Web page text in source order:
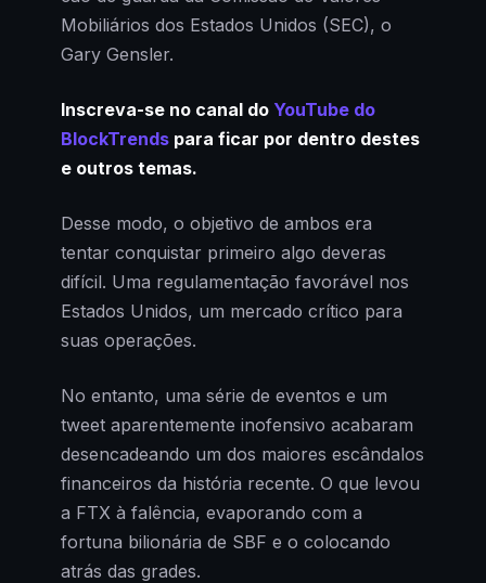
Mobiliários dos Estados Unidos (SEC), o
Gary Gensler.
Inscreva-se no canal do YouTube do
BlockTrends para ficar por dentro destes
e outros temas.
Desse modo, o objetivo de ambos era
tentar conquistar primeiro algo deveras
difícil. Uma regulamentação favorável nos
Estados Unidos, um mercado crítico para
suas operações.
No entanto, uma série de eventos e um
tweet aparentemente inofensivo acabaram
desencadeando um dos maiores escândalos
financeiros da história recente. O que levou
a FTX à falência, evaporando com a
fortuna bilionária de SBF e o colocando
atrás das grades.